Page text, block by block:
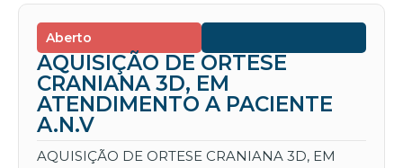
Aberto
AQUISIÇÃO DE ORTESE
CRANIANA 3D, EM
ATENDIMENTO A PACIENTE
A.N.V
AQUISIÇÃO DE ORTESE CRANIANA 3D, EM